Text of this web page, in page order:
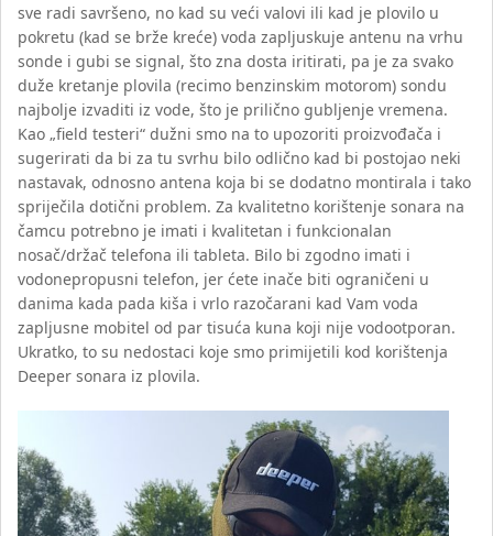
sve radi savršeno, no kad su veći valovi ili kad je plovilo u
pokretu (kad se brže kreće) voda zapljuskuje antenu na vrhu
sonde i gubi se signal, što zna dosta iritirati, pa je za svako
duže kretanje plovila (recimo benzinskim motorom) sondu
najbolje izvaditi iz vode, što je prilično gubljenje vremena.
Kao „field testeri“ dužni smo na to upozoriti proizvođača i
sugerirati da bi za tu svrhu bilo odlično kad bi postojao neki
nastavak, odnosno antena koja bi se dodatno montirala i tako
spriječila dotični problem. Za kvalitetno korištenje sonara na
čamcu potrebno je imati i kvalitetan i funkcionalan
nosač/držač telefona ili tableta. Bilo bi zgodno imati i
vodonepropusni telefon, jer ćete inače biti ograničeni u
danima kada pada kiša i vrlo razočarani kad Vam voda
zapljusne mobitel od par tisuća kuna koji nije vodootporan.
Ukratko, to su nedostaci koje smo primijetili kod korištenja
Deeper sonara iz plovila.